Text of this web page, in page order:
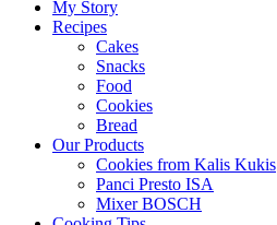
My Story
Recipes
Cakes
Snacks
Food
Cookies
Bread
Our Products
Cookies from Kalis Kukis
Panci Presto ISA
Mixer BOSCH